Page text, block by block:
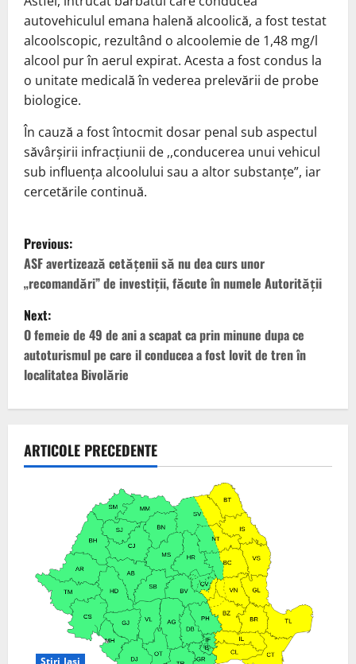
autovehiculul emana halenă alcoolică, a fost testat
alcoolscopic, rezultând o alcoolemie de 1,48 mg/l
alcool pur în aerul expirat. Acesta a fost condus la
o unitate medicală în vederea prelevării de probe
biologice.
În cauză a fost întocmit dosar penal sub aspectul
săvârşirii infracţiunii de ,,conducerea unui vehicul
sub influenţa alcoolului sau a altor substanţe”, iar
cercetările continuă.
P
o
s
t
n
a
v
i
Previous:
ASF avertizează cetățenii să nu dea curs unor
„recomandări” de investiții, făcute în numele Autorității
Next:
O femeie de 49 de ani a scapat ca prin minune dupa ce
autoturismul pe care il conducea a fost lovit de tren în
localitatea Bivolărie
ARTICOLE PRECEDENTE
Stiri Iasi